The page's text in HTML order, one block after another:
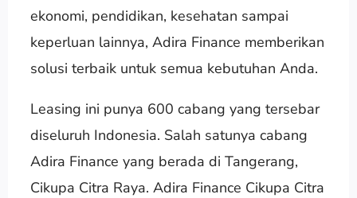
ekonomi, pendidikan, kesehatan sampai
keperluan lainnya, Adira Finance memberikan
solusi terbaik untuk semua kebutuhan Anda.
Leasing ini punya 600 cabang yang tersebar
diseluruh Indonesia. Salah satunya cabang
Adira Finance yang berada di Tangerang,
Cikupa Citra Raya. Adira Finance Cikupa Citra